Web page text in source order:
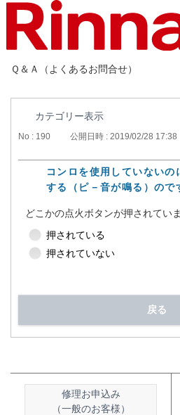
Ｑ＆Ａ（よくあるお問合せ）
カテゴリー表示
No : 190 公開日時 : 2019/02/28 17:38
コンロを使用していない
する（ピ－音が鳴る）ので
どこかの点火ボタンが押されてい
押されている
押されていない
戻る
修理お申込み
（一般のお客様）